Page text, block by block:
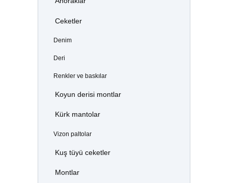
Ceketler
Denim
Deri
Renkler ve baskılar
Koyun derisi montlar
Kürk mantolar
Vizon paltolar
Kuş tüyü ceketler
Montlar